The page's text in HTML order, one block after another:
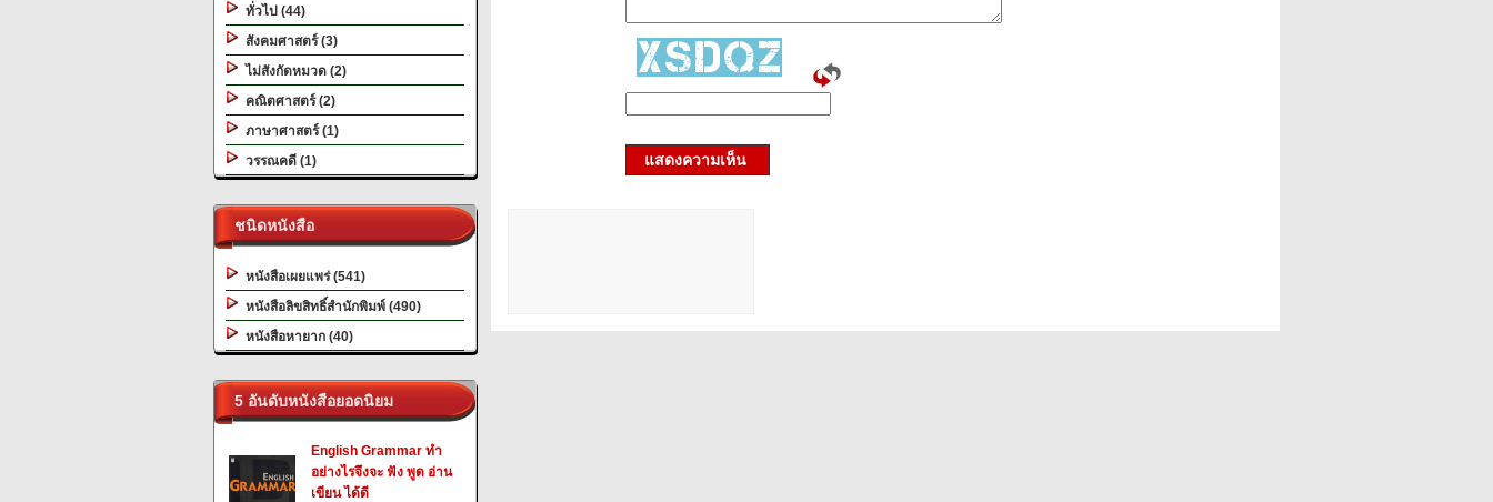
ทั่วไป (44)
สังคมศาสตร์ (3)
ไม่สังกัดหมวด (2)
คณิตศาสตร์ (2)
ภาษาศาสตร์ (1)
วรรณคดี (1)
ชนิดหนังสือ
หนังสือเผยแพร่ (541)
หนังสือลิขสิทธิ์สำนักพิมพ์ (490)
หนังสือหายาก (40)
5 อันดับหนังสือยอดนิยม
English Grammar ทำ
อย่างไรจึงจะ ฟัง พูด อ่าน
เขียน ได้ดี
แสดงความเห็น